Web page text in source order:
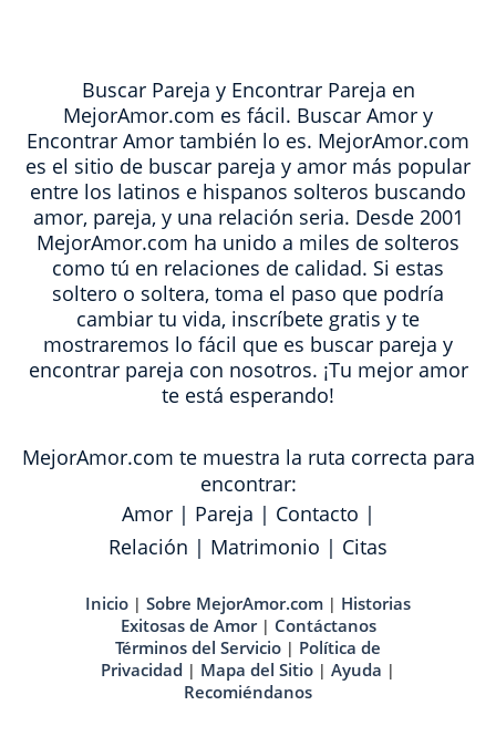
Buscar Pareja y Encontrar Pareja en
MejorAmor.com es fácil. Buscar Amor y
Encontrar Amor también lo es. MejorAmor.com
es el sitio de buscar pareja y amor más popular
entre los latinos e hispanos solteros buscando
amor, pareja, y una relación seria. Desde 2001
MejorAmor.com ha unido a miles de solteros
como tú en relaciones de calidad. Si estas
soltero o soltera, toma el paso que podría
cambiar tu vida, inscríbete gratis y te
mostraremos lo fácil que es buscar pareja y
encontrar pareja con nosotros. ¡Tu mejor amor
te está esperando!
MejorAmor.com te muestra la ruta correcta para
encontrar:
Amor| Pareja | Contacto |
Relación | Matrimonio | Citas
Inicio | Sobre MejorAmor.com | Historias
Exitosas de Amor| Contáctanos
Términos del Servicio | Política de
Privacidad | Mapa del Sitio | Ayuda |
Recomiéndanos